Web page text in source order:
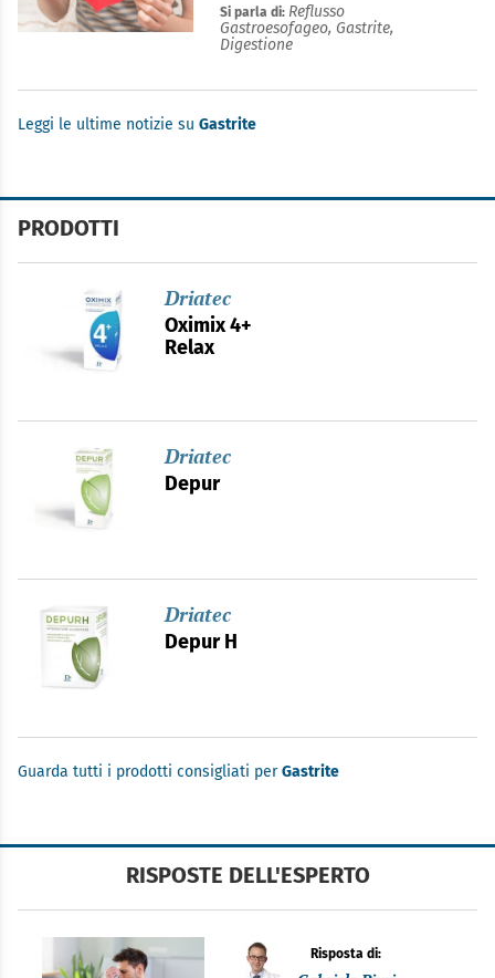
Si parla di: Reflusso
Gastroesofageo, Gastrite,
Digestione
Leggi le ultime notizie su Gastrite
PRODOTTI
Driatec
Oximix 4+
Relax
Driatec
Depur
Driatec
Depur H
Guarda tutti i prodotti consigliati perGastrite
RISPOSTE DELL'ESPERTO
Risposta di: